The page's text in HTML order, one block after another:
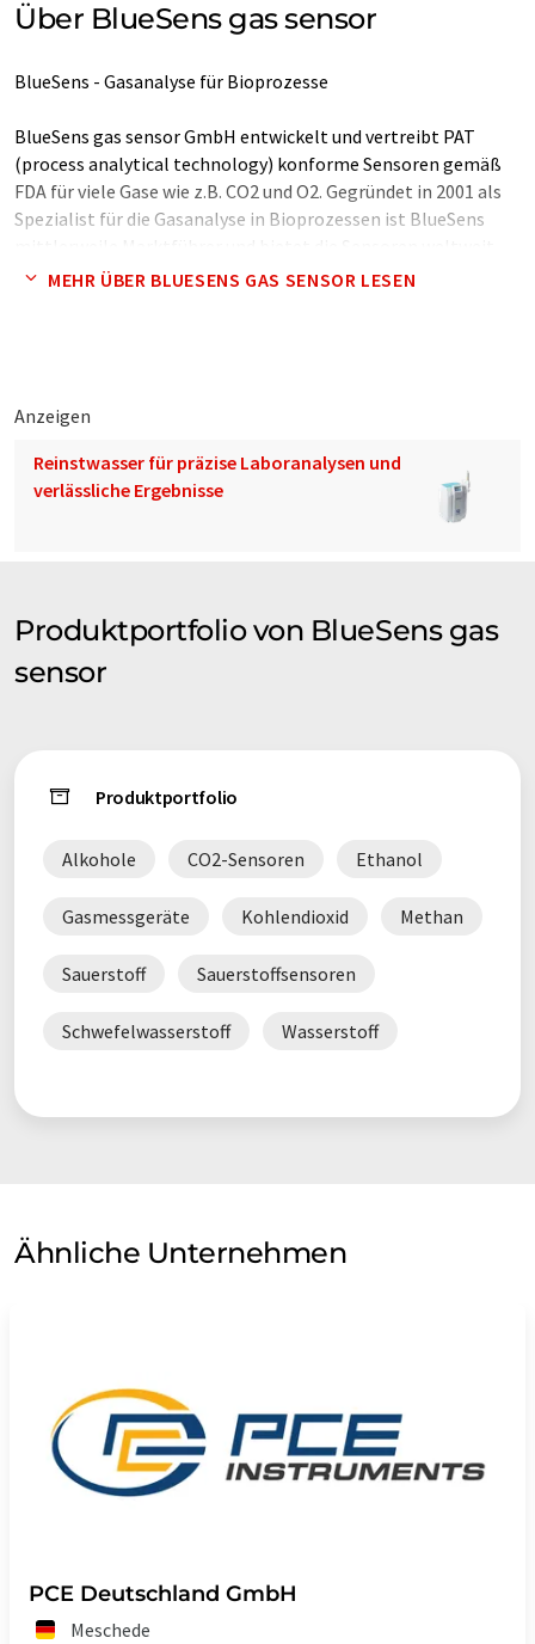
Über BlueSens gas sensor
BlueSens - Gasanalyse für Bioprozesse
BlueSens gas sensor GmbH entwickelt und vertreibt PAT
(process analytical technology) konforme Sensoren gemäß
FDA für viele Gase wie z.B. CO2 und O2. Gegründet in 2001 als
Spezialist für die Gasanalyse in Bioprozessen ist BlueSens
an. Die Einsatzgebiete erstrecken sich von der
MEHR ÜBER BLUESENS GAS SENSOR LESEN
Anzeigen
Reinstwasser für präzise Laboranalysen und
verlässliche Ergebnisse
Produktportfolio von BlueSens gas
sensor
Produktportfolio
Alkohole CO2-Sensoren Ethanol
Gasmessgeräte Kohlendioxid Methan
Sauerstoff Sauerstoffsensoren
Schwefelwasserstoff Wasserstoff
Ähnliche Unternehmen
PCE Deutschland GmbH
Meschede